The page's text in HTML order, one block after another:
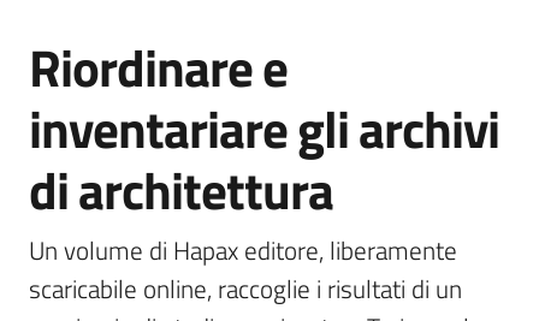
archivistico
Archivio
storico
Conservazione
Salta al contenuto
Riordinare e
inventariare gli archivi
di architettura
Un volume di Hapax editore, liberamente
scaricabile online, raccoglie i risultati di un